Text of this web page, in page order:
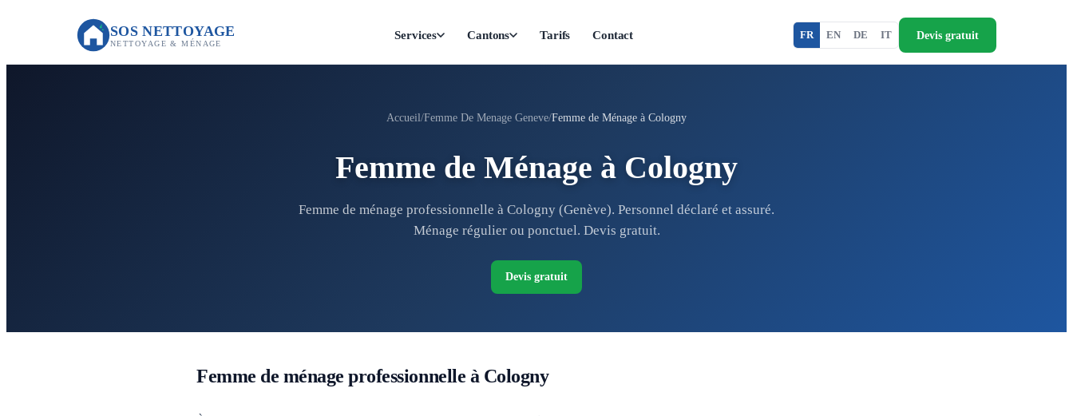
SOS NETTOYAGE
NETTOYAGE & MÉNAGE
Services Cantons Tarifs Contact FR EN DE IT Devis gratuit
Accueil Femme De Menage Geneve Femme de Ménage à Cologny
Femme de Ménage à Cologny
Femme de ménage professionnelle à Cologny (Genève). Personnel déclaré et assuré.
Ménage régulier ou ponctuel. Devis gratuit.
Devis gratuit
Femme de ménage professionnelle à Cologny